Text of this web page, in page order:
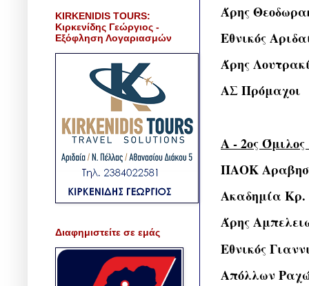
Άρης
Εθνικός
Άρης
ΑΣ Πρόμαχοι
A - 2ος Όμιλος
ΠΑΟΚ
Ακαδημία
Άρης
Εθνικός
Απόλλων
KIRKENIDIS TOURS:
Κιρκενίδης Γεώργιος -
Εξόφληση Λογαριασμών
Διαφημιστείτε σε εμάς